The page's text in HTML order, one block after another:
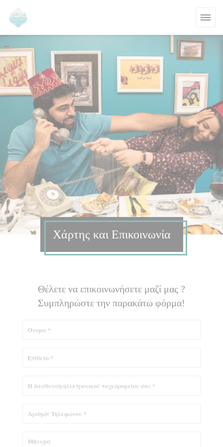
Χάρτης και Επικοινωνία
Θέλετε να επικοινωνήσετε μαζί μας ?
Συμπληρώστε την παρακάτω φόρμα!